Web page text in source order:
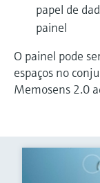
papel de
painel
O painel pode
espaços no
Memosens 2.0